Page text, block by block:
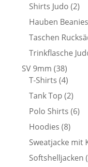
Shirts Judo 22
Hauben
Taschen
Trinkflasche
SV 9mm 3838
T-Shirts 44
Tank Top 22
Polo Shirts 66
Hoodies 88
Sweatjacke mit
Softshelljacken